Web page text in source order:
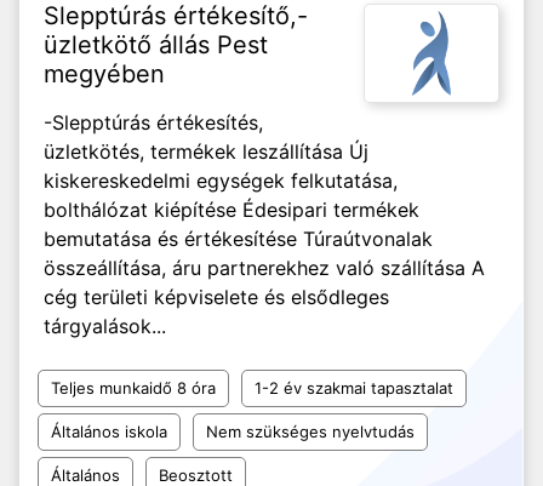
Slepptúrás értékesítő,-
üzletkötő állás Pest
megyében
-Slepptúrás értékesítés,
üzletkötés, termékek leszállítása Új
kiskereskedelmi egységek felkutatása,
bolthálózat kiépítése Édesipari termékek
bemutatása és értékesítése Túraútvonalak
összeállítása, áru partnerekhez való szállítása A
cég területi képviselete és elsődleges
tárgyalások...
Teljes munkaidő 8 óra 1-2 év szakmai tapasztalat
Általános iskola Nem szükséges nyelvtudás
Általános Beosztott